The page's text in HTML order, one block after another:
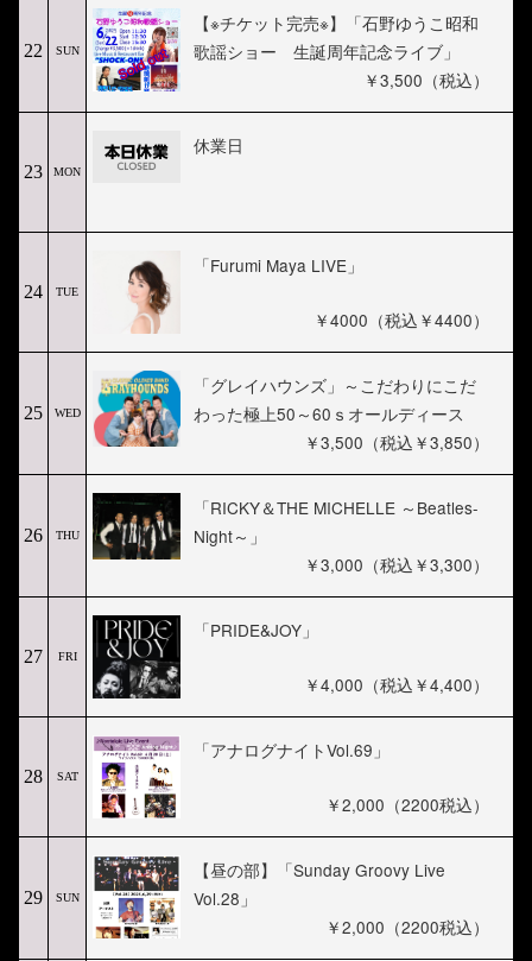
22 SUN
【※チケット完売※】「石野ゆうこ昭和
歌謡ショー 生誕周年記念ライブ」
￥3,500（税込）
23 MON
休業日
24 TUE
「Furumi Maya LIVE」
￥4000（税込￥4400）
25 WED
「グレイハウンズ」～こだわりにこだ
わった極上50～60ｓオールディース
￥3,500（税込￥3,850）
26 THU
「RICKY＆THE MICHELLE ～Beatles-
Night～」
￥3,000（税込￥3,300）
27 FRI
「PRIDE&JOY」
￥4,000（税込￥4,400）
28 SAT
「アナログナイトVol.69」
￥2,000（2200税込）
29 SUN
【昼の部】「Sunday Groovy Live
Vol.28」
￥2,000（2200税込）